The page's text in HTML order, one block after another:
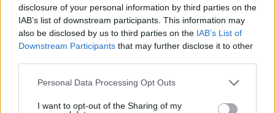
disclosure of your personal information by third parties on the
IAB’s list of downstream participants. This information may
also be disclosed by us to third parties on the IAB’s List of
Downstream Participants that may further disclose it to other
Please note that this website/app uses one or more Google
not limited to your visit or usage behaviour. You may click to
Personal Data Processing Opt Outs
I want to opt-out of the Sharing of my
ΡΟΗ ΕΙΔΗΣΕΩΝ
Ειδήσεις Δημοφιλή Σχολιασμένα
Μέχρι το τέλος του καλοκαιριού αυτά τα ζώδια θα
έχουν βρει την αληθινή αγάπη
πριν 12 λεπτά